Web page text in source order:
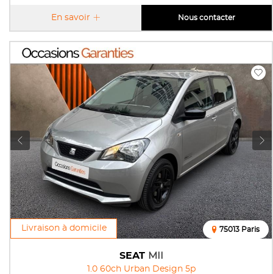
En savoir Nous contacter
Livraison à domicile
SEAT MII
1.0 60ch Urban Design 5p
75013 Paris